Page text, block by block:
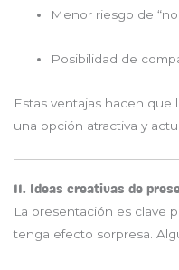
Menor riesgo de
Posibilidad de
Estas ventajas hacen que
una opción atractiva y
11. Ideas creativas de
La presentación es clave
tenga efecto sorpresa.